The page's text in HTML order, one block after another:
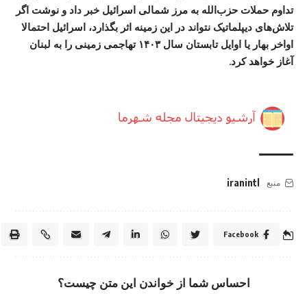
تداوم حملات حزب‌الله به مرز شمالی اسرائیل خبر داد و نوشت اگر
تلاش‌های دیپلماتیک نتواند در این زمینه اثر بگذارد، اسرائیل احتمالا
اواخر بهار یا اوایل تابستان سال ۱۴۰۳ تهاجمی زمینی را به لبنان
آغاز خواهد کرد.
منبع iranintl
Facebook
احساس شما از خواندن این متن چیست؟